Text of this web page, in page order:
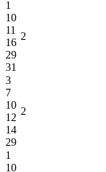
1
10
11
16
29
31
2
3
7
10
12
14
29
2
1
10